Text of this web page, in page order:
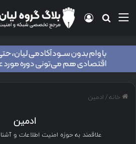
منو جستجو برای
ورود
خانه/ ادمین
ادمین
علاقمند به حوزه امنیت اطلاعات و